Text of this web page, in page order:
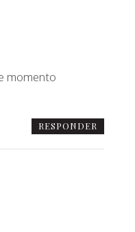
momento
RESPONDER